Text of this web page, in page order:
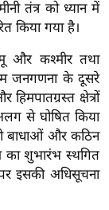
तंत्र को ध्यान में
किया गया है।
और कश्मीर तथा
जनगणना के दूसरे
क्षेत्रों
से घोषित किया
बाधाओं और कठिन
का शुभारंभ स्थगित
इसकी अधिसूचना